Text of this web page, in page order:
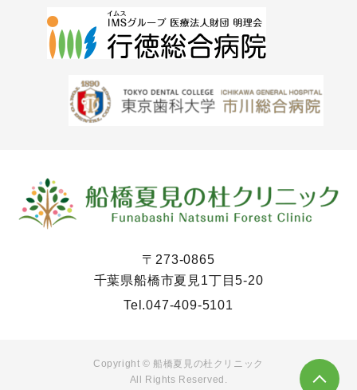
〒273-0865
千葉県船橋市夏見1丁目5-20
Tel.047-409-5101
Copyright © 船橋夏見の杜クリニック
All Rights Reserved.